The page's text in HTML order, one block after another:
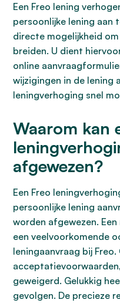
Een Freo lening
persoonlijke lening aan
directe mogelijkheid
breiden. U dient
online
wijzigingen in de lening
leningverhoging snel
Waarom kan
afgewezen?
Een Freo
persoonlijke lening
worden afgewezen.
een veelvoorkomende
leningaanvraag bij
geweigerd. Gelukkig
gevolgen. De precieze